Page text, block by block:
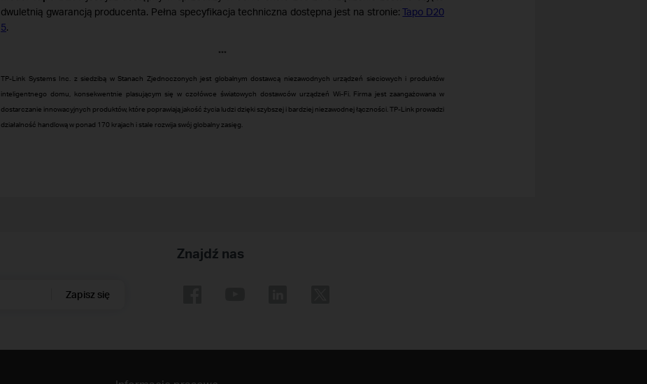
dwuletnią gwarancją producenta. Pełna specyfikacja techniczna dostępna jest na stronie:Tapo D20
5.
***
TP-Link Systems Inc. z siedzibą w Stanach Zjednoczonych jest globalnym dostawcą niezawodnych urządzeń sieciowych i produktów
inteligentnego domu, konsekwentnie plasującym się w czołówce światowych dostawców urządzeń Wi-Fi. Firma jest zaangażowana w
dostarczanie innowacyjnych produktów, które poprawiają jakość życia ludzi dzięki szybszej i bardziej niezawodnej łączności. TP-Link prowadzi
działalność handlową w ponad 170 krajach i stale rozwija swój globalny zasięg.
Zapisz się
Znajdź nas